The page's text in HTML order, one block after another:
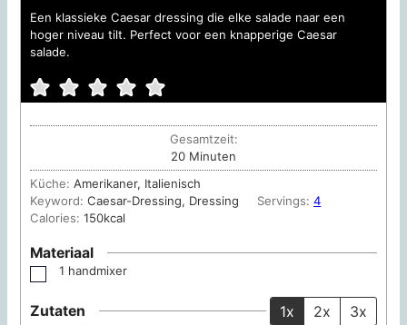
Een klassieke Caesar dressing die elke salade naar een
hoger niveau tilt. Perfect voor een knapperige Caesar
salade.
Gesamtzeit:
20Minuten
Minuten
Küche:Amerikaner, Italienisch
Keyword:Caesar-Dressing, Dressing Servings:4
Calories:150kcal
Materiaal
▢
1 handmixer
Zutaten 1x 2x 3x